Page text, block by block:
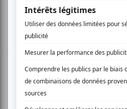
Vous devez être
donner un avis.
Connectez-